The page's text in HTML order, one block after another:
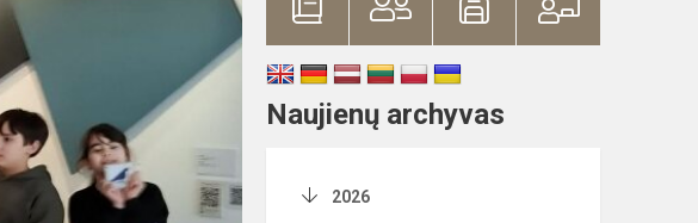
Naujienų archyvas
2026